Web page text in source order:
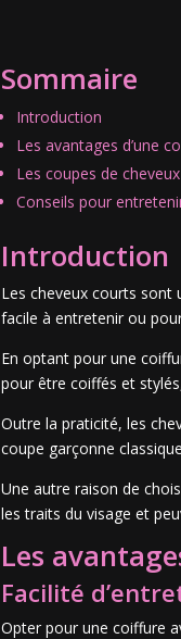
Sommaire
Introduction
Les avantages d’une
Les coupes de
Conseils pour
Introduction
Les cheveux courts sont
facile à entretenir ou
En optant pour une
pour être coiffés et
Outre la praticité, les
coupe garçonne
Une autre raison de
les traits du visage et
Les
Facilité
Opter pour une coiffure